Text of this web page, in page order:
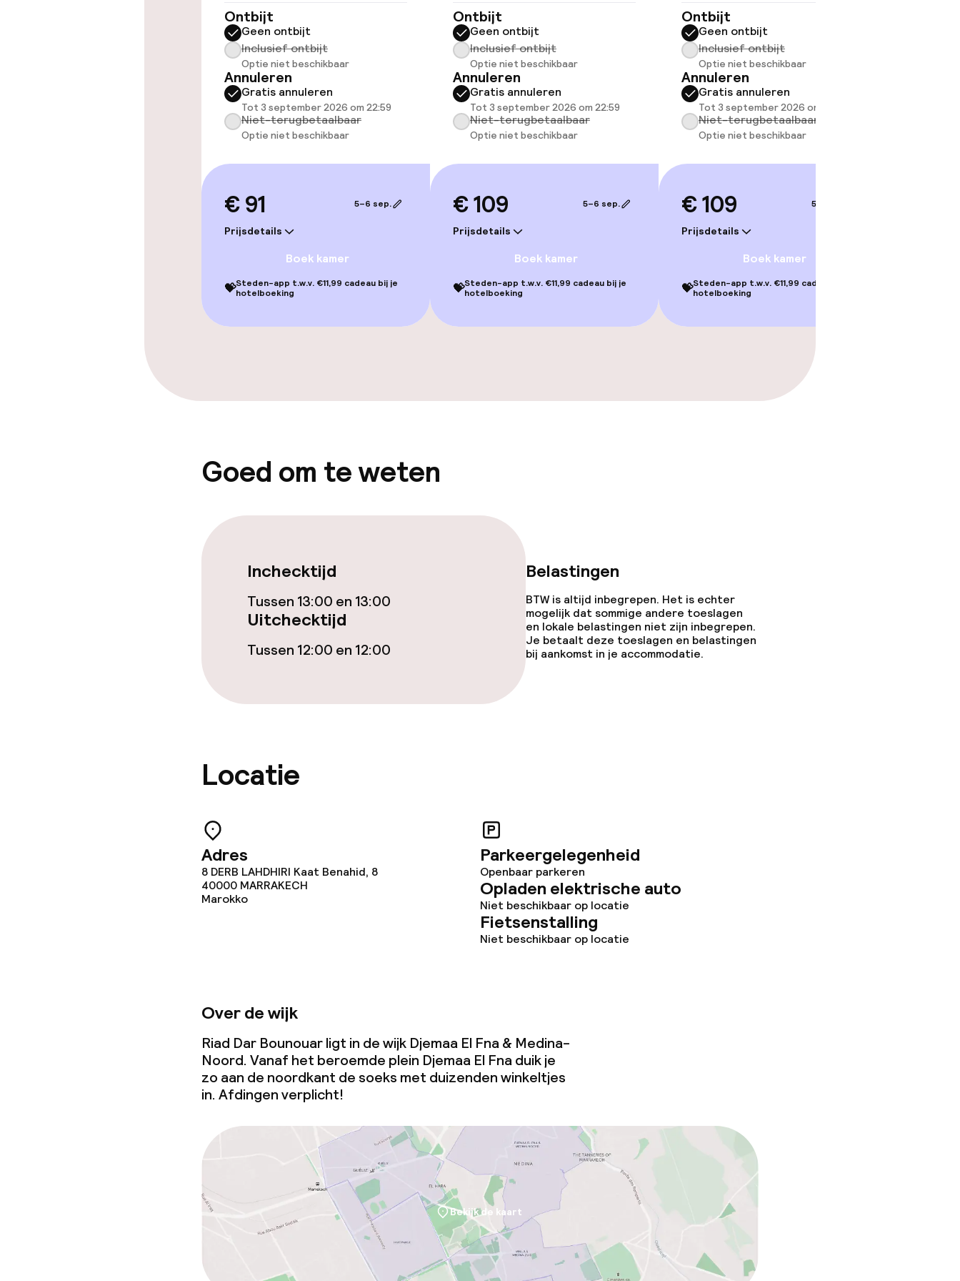
Kamers
Familiekamers beschikbaar
Voor toegankelijkheid
geoptimaliseerde kamers
beschikbaar
Zwemmen & wellness
Ligstoelen
Solarium
Spa behandelingen
Massage
Eet- en drinkgelegenheden
Eet- en drinkdiensten
Lunch, vast menu
Dieetopties
Ontbijt
Geen ontbijt
Inclusief ontbijt
Optie niet beschikbaar
Annuleren
Gratis annuleren
Tot 3 september 2026 om 22:59
Niet-terugbetaalbaar
Optie niet beschikbaar
€ 91
Prijsdetails
5–6 sep.
Boek kamer
💝Steden-app t.w.v. €11,99 cadeau bij je
hotelboeking
Ontbijt
Geen ontbijt
Inclusief ontbijt
Optie niet beschikbaar
Annuleren
Gratis annuleren
Tot 3 september 2026 om 22:59
Niet-terugbetaalbaar
Optie niet beschikbaar
€ 109
Prijsdetails
5–6 sep.
Boek kamer
💝Steden-app t.w.v. €11,99 cadeau bij je
hotelboeking
Ontbijt
Geen ontbijt
Inclusief ontbijt
Optie niet beschikbaar
Annuleren
Gratis annuleren
Tot 3 september 2026 om 22:59
Niet-terugbetaalbaar
Optie niet beschikbaar
€ 109
Prijsdetails
5–6 sep.
Boek kamer
💝Steden-app t.w.v. €11,99 cadeau bij je
hotelboeking
Goed om te weten
Inchecktijd
Tussen 13:00 en 13:00
Uitchecktijd
Tussen 12:00 en 12:00
Belastingen
BTW is altijd inbegrepen. Het is echter
mogelijk dat sommige andere toeslagen
en lokale belastingen niet zijn inbegrepen.
Je betaalt deze toeslagen en belastingen
bij aankomst in je accommodatie.
Locatie
Adres
8 DERB LAHDHIRI Kaat Benahid, 8
40000 MARRAKECH
Marokko
Parkeergelegenheid
Openbaar parkeren
Opladen elektrische auto
Niet beschikbaar op locatie
Fietsenstalling
Niet beschikbaar op locatie
Over de wijk
Riad Dar Bounouar ligt in de wijk Djemaa El Fna & Medina-
Noord. Vanaf het beroemde plein Djemaa El Fna duik je
zo aan de noordkant de soeks met duizenden winkeltjes
in. Afdingen verplicht!
Bekijk de kaart